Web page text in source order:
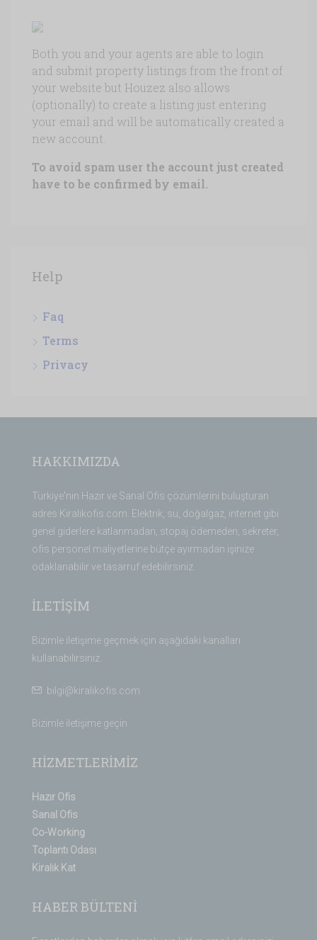
Both you and your agents are able to login
and submit property listings from the front of
your website but Houzez also allows
(optionally) to create a listing just entering
your email and will be automatically created a
new account.
To avoid spam user the account just created
have to be confirmed by email.
Help
Faq
Terms
Privacy
HAKKIMIZDA
Türkiye'nin Hazır ve Sanal Ofis çözümlerini buluşturan
adres Kiralikofis.com. Elektrik, su, doğalgaz, internet gibi
genel giderlere katlanmadan, stopaj ödemeden, sekreter,
ofis personel maliyetlerine bütçe ayırmadan işinize
odaklanabilir ve tasarruf edebilirsiniz.
İLETİŞİM
Bizimle iletişime geçmek için aşağıdaki kanalları
kullanabilirsiniz.
bilgi@kiralikofis.com
Bizimle iletişime geçin
HİZMETLERİMİZ
Hazır Ofis
Sanal Ofis
Co-Working
Toplantı Odası
Kiralık Kat
HABER BÜLTENİ